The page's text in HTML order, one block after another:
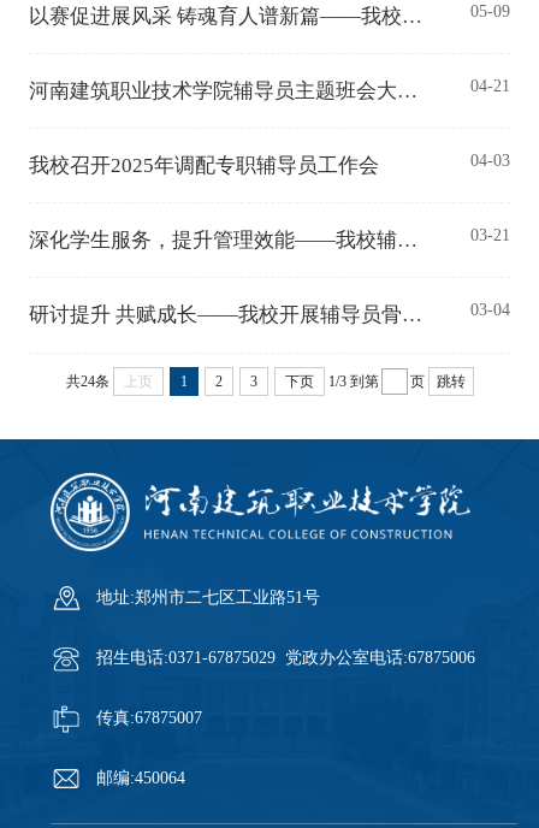
以赛促进展风采 铸魂育人谱新篇——我校成功举办第二届辅导员主题班会大赛 05-09
河南建筑职业技术学院辅导员主题班会大赛进入决赛人员名单公示各单位： 04-21
我校召开2025年调配专职辅导员工作会 04-03
深化学生服务，提升管理效能——我校辅导员入驻“一站式”学生社区工作有序推进 03-21
研讨提升 共赋成长——我校开展辅导员骨干团队主题班会研讨会 03-04
共24条 上页 1 2 3 下页 1/3 到第 页 跳转
地址:郑州市二七区工业路51号
招生电话:0371-67875029 党政办公室电话:67875006
传真:67875007
邮编:450064